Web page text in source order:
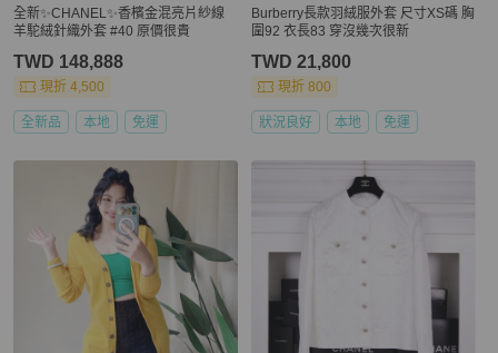
全新✨CHANEL✨香檳金混亮片紗線
羊駝絨針織外套 #40 原價很貴
TWD 148,888
現折 4,500
全新品 本地 免運
Burberry長款羽絨服外套 尺寸XS碼 胸
圍92 衣長83 穿沒幾次很新
TWD 21,800
現折 800
狀況良好 本地 免運